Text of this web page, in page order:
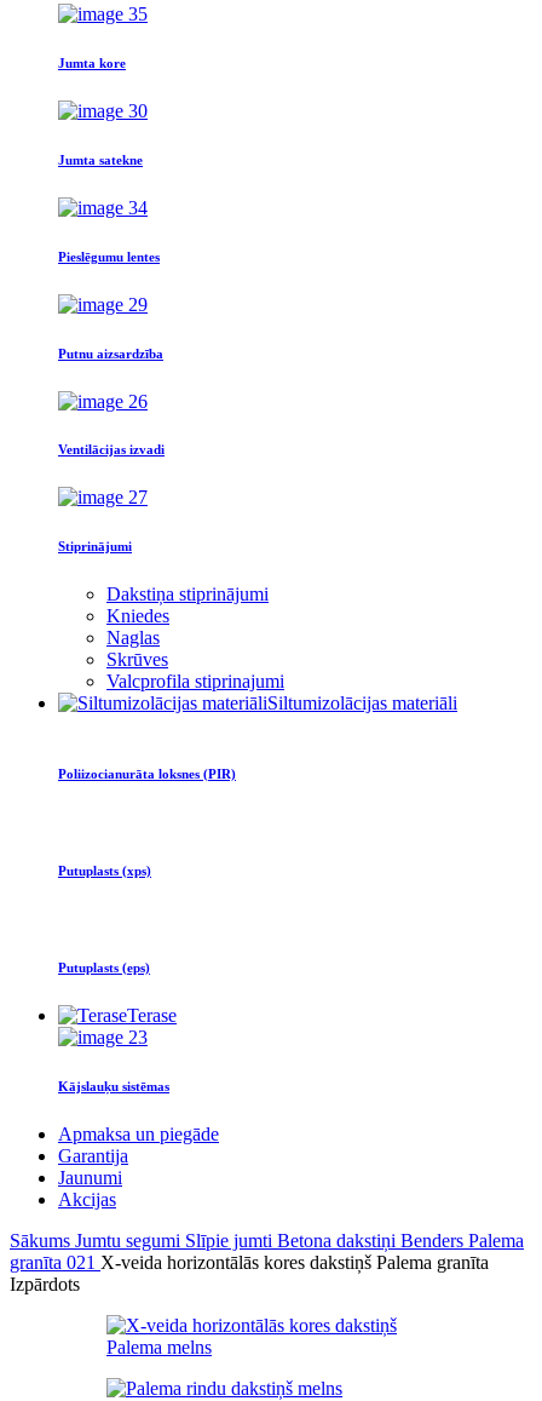
Jumta kore
Jumta satekne
Pieslēgumu lentes
Putnu aizsardzība
Ventilācijas izvadi
Stiprinājumi
Dakstiņa stiprinājumi
Kniedes
Naglas
Skrūves
Valcprofila stiprinajumi
Siltumizolācijas materiāli
Poliizocianurāta loksnes (PIR)
Putuplasts (xps)
Putuplasts (eps)
Terase
Kājslauķu sistēmas
Apmaksa un piegāde
Garantija
Jaunumi
Akcijas
Sākums Jumtu segumi Slīpie jumti Betona dakstiņi Benders Palema
granīta 021 X-veida horizontālās kores dakstiņš Palema granīta
Izpārdots